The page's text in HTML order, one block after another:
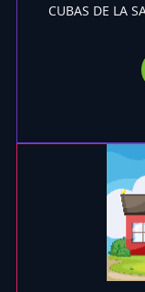
CUBAS DE LA